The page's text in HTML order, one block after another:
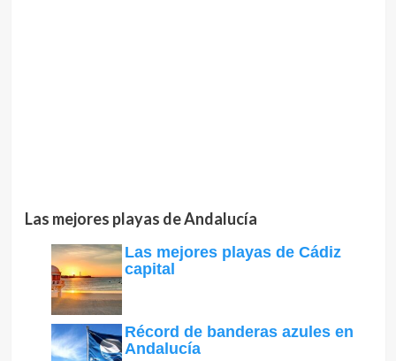
Las mejores playas de Andalucía
Las mejores playas de Cádiz
capital
Récord de banderas azules en
Andalucía